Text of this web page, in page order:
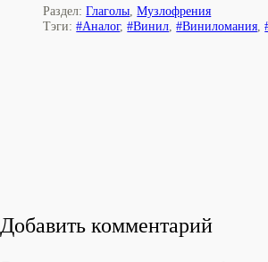
Раздел:Глаголы ,Музлофрения
Тэги:#Аналог,#Винил ,#Виниломания ,
Добавить комментарий